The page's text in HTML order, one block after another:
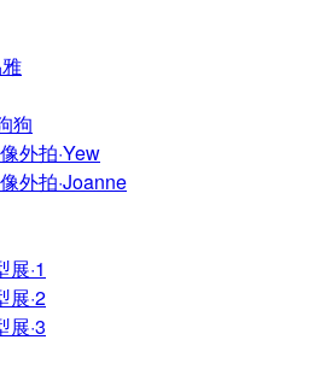
狗
外拍·Yew
外拍·Joanne
·1
展·2
展·3